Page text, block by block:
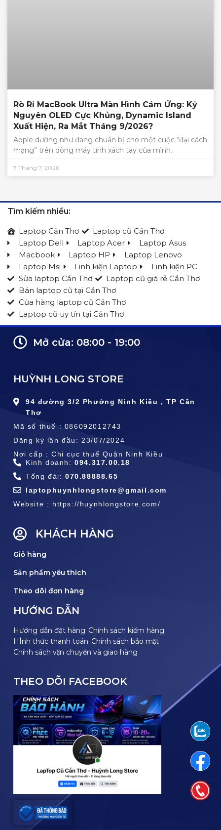
Rò Rỉ MacBook Ultra Màn Hình Cảm Ứng: Kỷ
Nguyên OLED Cực Khủng, Dynamic Island
Xuất Hiện, Ra Mắt Tháng 9/2026?
Apple dường như đang chuẩn bị cho một cuộc “đại cách
mạng” trên dòng máy tính xách tay của mình.
7 Tháng 7, 2026
Tìm kiếm nhiều:
Laptop Cần Thơ
Laptop cũ Cần Thơ
Laptop Dell
Laptop Acer
Laptop Asus
Macbook
Laptop HP
Laptop Lenovo
Laptop Msi
Linh kiện Laptop
Linh kiện PC
Sửa laptop Cần Thơ
Laptop cũ giá rẻ Cần Thơ
Bán laptop cũ tại Cần Thơ
Cửa hàng laptop cũ Cần Thơ
Laptop cũ uy tín tại Cần Thơ
Mở cửa: 08:00 - 19:00
HUỲNH LONG STORE
94 đường 3/2 Phường Ninh Kiều , TP Cần
Thơ
Mã số thuế : 086092012743
Đăng ký lần đầu: 23/07/2024
Nơi cấp : Chi cục thuế Quận Ninh Kiều
Kinh doanh:094.317.00.18
Tổng đài: 070.88888.65
laptophuynhlongstore@gmail.com
Website : https://huynhlongstore.com/
KHÁCH HÀNG
Giỏ hàng
Sản phẩm yêu thích
Theo dõi đơn hàng
HƯỚNG DẪN
Hướng dẫn đặt hàng Chính sách kiểm hàng
HÌnh thức thanh toán Chính sách bảo mật
Chính sách vận chuyển và giao hàng
THEO DÕI FACEBOOK